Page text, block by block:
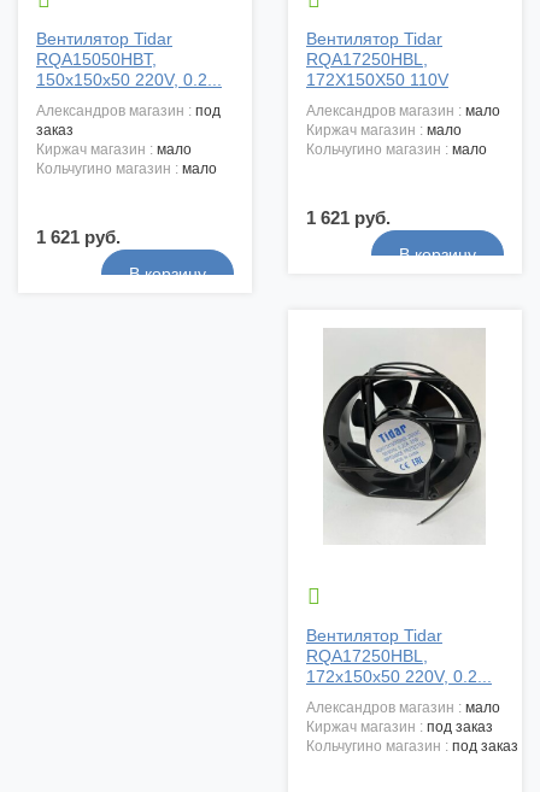
Вентилятор Tidar
RQA15050HBT,
150x150x50 220V, 0.2...
александров магазин : под
заказ
киржач магазин : мало
кольчугино магазин : мало
1 621 руб.
Вентилятор Tidar
RQA17250HBL,
172X150X50 110V
александров магазин : мало
киржач магазин : мало
кольчугино магазин : мало
1 621 руб.

Вентилятор Tidar
RQA17250HBL,
172x150x50 220V, 0.2...
александров магазин : мало
киржач магазин : под заказ
кольчугино магазин : под заказ